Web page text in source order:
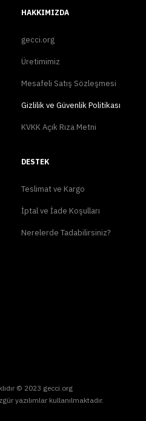
HAKKIMIZDA
gecci.org
Üretimimiz
Mesafeli Satış Sözleşmesi
Gizlilik ve Güvenlik Politikası
KVKK Açık Rıza Metni
DESTEK
Teslimat ve Kargo
İptal ve İade Koşulları
Nerelerde Tadabilirsiniz?
© 2023 gecci.org
yazılımlar kullanılmaktadır.